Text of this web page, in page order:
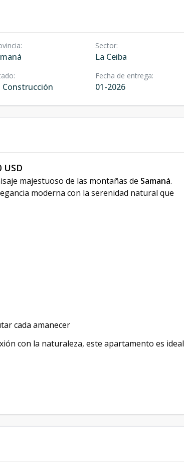
: Sector:
La Ceiba
:
Construcción
Fecha de entrega:
01-2026
majestuoso de las montañas de Samaná.
moderna con la serenidad natural que
cada amanecer
con la naturaleza, este apartamento es ideal